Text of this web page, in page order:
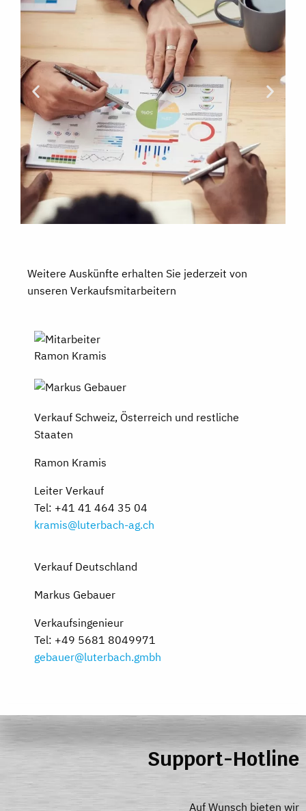
Weitere Auskünfte erhalten Sie jederzeit von
unseren Verkaufsmitarbeitern
Verkauf Schweiz, Österreich und restliche
Staaten
Ramon Kramis
Leiter Verkauf
Tel: +41 41 464 35 04
kramis@luterbach-ag.ch
Verkauf Deutschland
Markus Gebauer
Verkaufsingenieur
Tel: +49 5681 8049971
gebauer@luterbach.gmbh
Support-Hotline
Auf Wunsch bieten wir